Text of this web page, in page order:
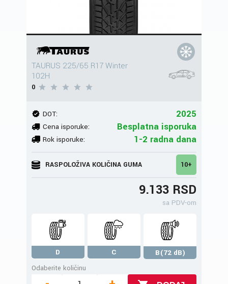
TAURUS 225/65 R17 Winter
102H
0
DOT: 2025
Cena isporuke: Besplatna isporuka
Rok isporuke: 1-2 radna dana
RASPOLOŽIVA KOLIČINA GUMA 10+
9.133 RSD
sa PDV-om
D C
B(72 dB)
Odaberite količinu